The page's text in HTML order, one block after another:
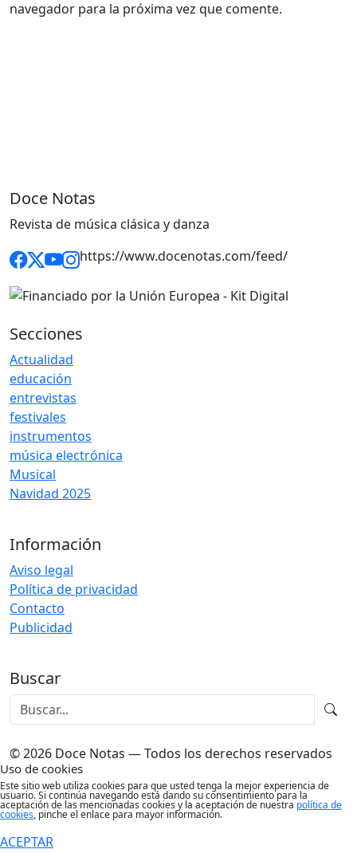
navegador para la próxima vez que comente.
Doce Notas
Revista de música clásica y danza
https://www.docenotas.com/feed/
Secciones
Actualidad
educación
entrevistas
festivales
instrumentos
música electrónica
Musical
Navidad 2025
Información
Aviso legal
Política de privacidad
Contacto
Publicidad
Buscar
© 2026 Doce Notas — Todos los derechos reservados
Uso de cookies
Este sitio web utiliza cookies para que usted tenga la mejor experiencia de
usuario. Si continúa navegando está dando su consentimiento para la
aceptación de las mencionadas cookies y la aceptación de nuestra política de
cookies, pinche el enlace para mayor información.
ACEPTAR